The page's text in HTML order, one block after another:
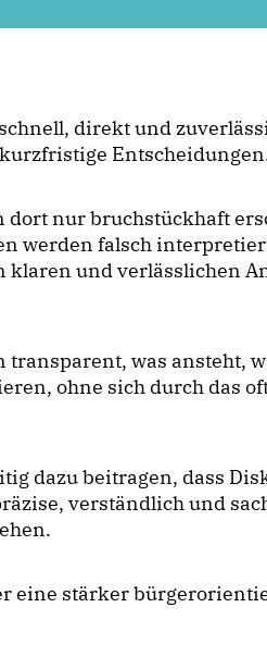
direkt und
nur bruchstückhaft
werden falsch
klaren und verlässlichen
was ansteht,
ohne sich durch das
dazu beitragen, dass
verständlich und
eine stärker